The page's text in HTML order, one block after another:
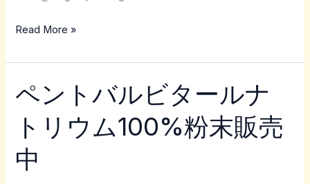
Read More »
ペントバルビタールナ
トリウム100%粉末販売
中
ペ
バ
ル